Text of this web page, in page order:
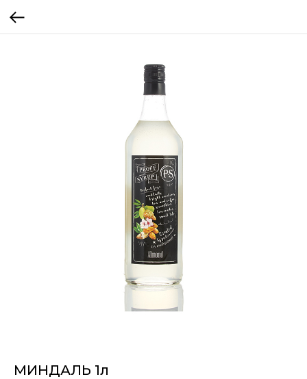
МИНДАЛЬ 1л